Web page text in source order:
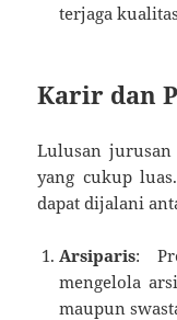
terjaga
Karir dan
Lulusan
yang cukup
dapat dijalani
Arsiparis:
mengelola
maupun